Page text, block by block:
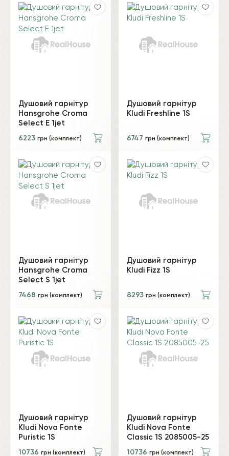
Душовий гарнітур
Hansgrohe Croma
Select E 1jet
6223 грн (комплект)
Душовий гарнітур
Kludi Freshline 1S
6747 грн (комплект)
Душовий гарнітур
Hansgrohe Croma
Select S 1jet
7468 грн (комплект)
Душовий гарнітур
Kludi Fizz 1S
8293 грн (комплект)
Душовий гарнітур
Kludi Nova Fonte
Puristic 1S
10736 грн (комплект)
Душовий гарнітур
Kludi Nova Fonte
Classic 1S 2085005-25
10736 грн (комплект)